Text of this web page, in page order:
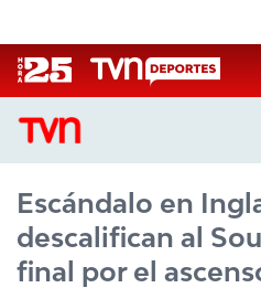
CASTING MASTERCHEF
CASTING TVN VERTICAL
Escándalo en
descalifican al
final por el